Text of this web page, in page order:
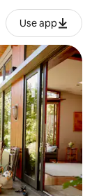
Use app